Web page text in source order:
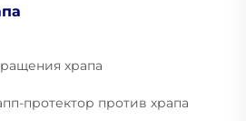
храпа
протектор против храпа